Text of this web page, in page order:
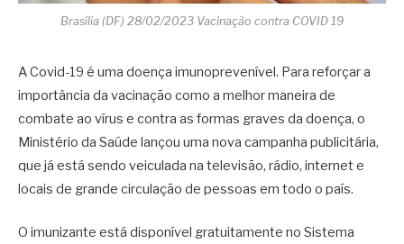
Brasília (DF) 28/02/2023 Vacinação contra COVID 19
A Covid-19 é uma doença imunoprevenível. Para reforçar a
importância da vacinação como a melhor maneira de
combate ao vírus e contra as formas graves da doença, o
Ministério da Saúde lançou uma nova campanha publicitária,
que já está sendo veiculada na televisão, rádio, internet e
locais de grande circulação de pessoas em todo o país.
O imunizante está disponível gratuitamente no Sistema